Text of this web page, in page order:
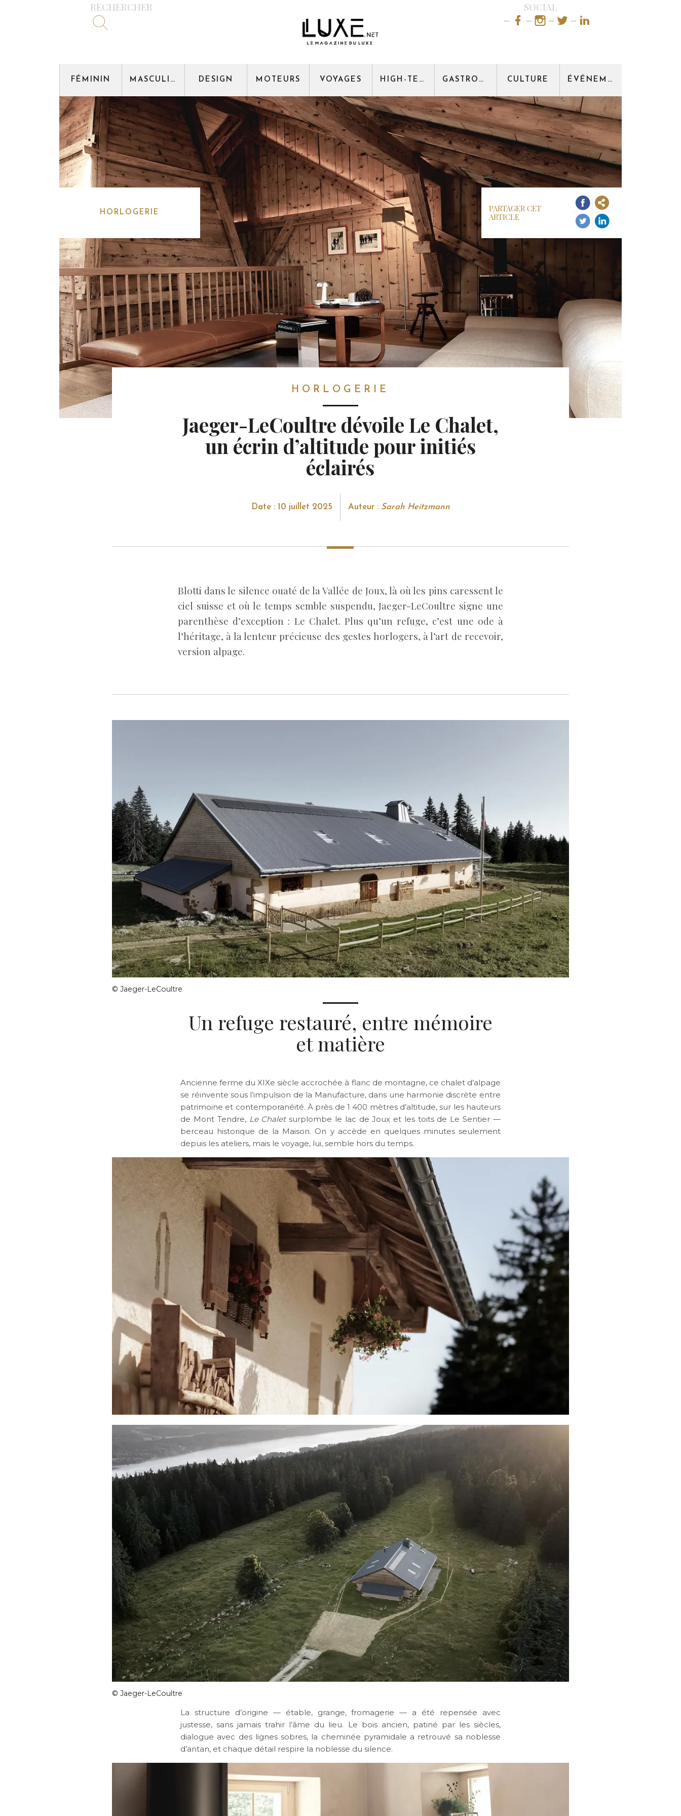
RECHERCHER SOCIAL
FÉMININ MASCULIN DESIGN MOTEURS VOYAGES HIGH-TECH GASTRONOMIE CULTURE ÉVÉNEMENT
HORLOGERIE
PARTAGER CET
ARTICLE
HORLOGERIE
Jaeger-LeCoultre dévoile Le Chalet,
un écrin d’altitude pour initiés
éclairés
Date : 10 juillet 2025 Auteur : Sarah Heitzmann
Blotti dans le silence ouaté de la Vallée de Joux, là où les pins caressent le
ciel suisse et où le temps semble suspendu, Jaeger-LeCoultre signe une
parenthèse d’exception : Le Chalet. Plus qu’un refuge, c’est une ode à
l’héritage, à la lenteur précieuse des gestes horlogers, à l’art de recevoir,
version alpage.
© Jaeger-LeCoultre
Un refuge restauré, entre mémoire
et matière
Ancienne ferme du XIXe siècle accrochée à flanc de montagne, ce chalet d’alpage
se réinvente sous l’impulsion de la Manufacture, dans une harmonie discrète entre
patrimoine et contemporanéité. À près de 1 400 mètres d’altitude, sur les hauteurs
de Mont Tendre, Le Chaletsurplombe le lac de Joux et les toits de Le Sentier —
berceau historique de la Maison. On y accède en quelques minutes seulement
depuis les ateliers, mais le voyage, lui, semble hors du temps.
© Jaeger-LeCoultre
La structure d’origine — étable, grange, fromagerie — a été repensée avec
justesse, sans jamais trahir l’âme du lieu. Le bois ancien, patiné par les siècles,
dialogue avec des lignes sobres, la cheminée pyramidale a retrouvé sa noblesse
d’antan, et chaque détail respire la noblesse du silence.